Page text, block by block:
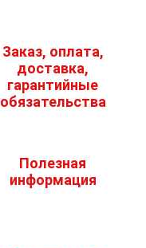
Заказ, оплата,
доставка,
гарантийные
обязательства
Полезная
информация